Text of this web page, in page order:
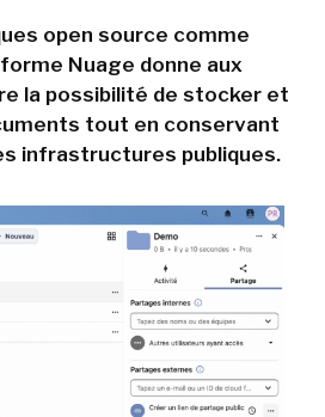
open source comme
Nuage donne aux
la possibilité de stocker et
tout en conservant
infrastructures publiques.